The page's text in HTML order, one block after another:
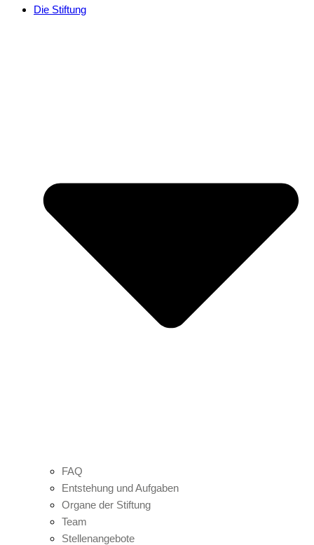
Die Stiftung
FAQ
Entstehung und Aufgaben
Organe der Stiftung
Team
Stellenangebote